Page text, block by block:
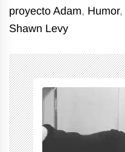
proyecto Adam, Humor,
Shawn Levy